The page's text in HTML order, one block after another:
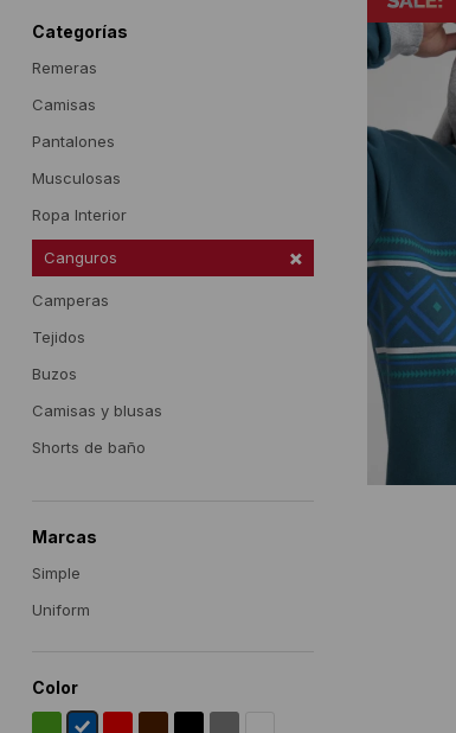
Categorías
Remeras
Camisas
Pantalones
Musculosas
Ropa Interior
Canguros
Camperas
Tejidos
Buzos
Camisas y blusas
Shorts de baño
Marcas
Simple
Uniform
Color